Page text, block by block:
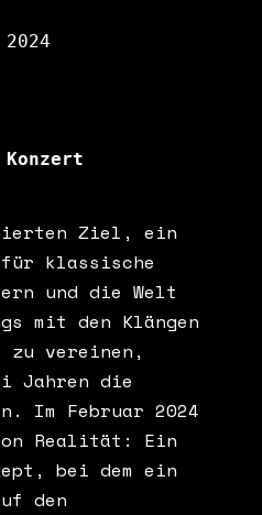
Konzert
Ziel, ein
für klassische
und die Welt
mit den Klängen
zu vereinen,
Jahren die
Im Februar 2024
Realität: Ein
bei dem ein
den